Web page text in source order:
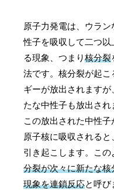
原子力発電は、ウラン
性子を吸収して二つ
る現象、つまり核分裂
法です。核分裂が起
ギーが放出されます
たな中性子も放出され
この放出された中性
原子核に吸収される
引き起こします。この
分裂が次々に新たな
現象を連鎖反応と呼び